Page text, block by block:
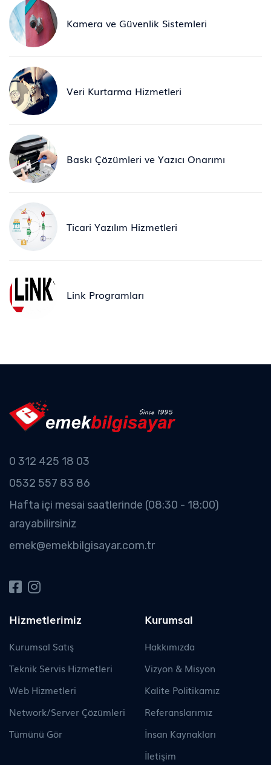
Kamera ve Güvenlik Sistemleri
Veri Kurtarma Hizmetleri
Baskı Çözümleri ve Yazıcı Onarımı
Ticari Yazılım Hizmetleri
Link Programları
0 312 425 18 03
0532 557 83 86
Hafta içi mesai saatlerinde (08:30 - 18:00)
arayabilirsiniz
emek@emekbilgisayar.com.tr
Hizmetlerimiz
Kurumsal Satış
Teknik Servis Hizmetleri
Web Hizmetleri
Network/Server Çözümleri
Tümünü Gör
Kurumsal
Hakkımızda
Vizyon & Misyon
Kalite Politikamız
Referanslarımız
İnsan Kaynakları
İletişim